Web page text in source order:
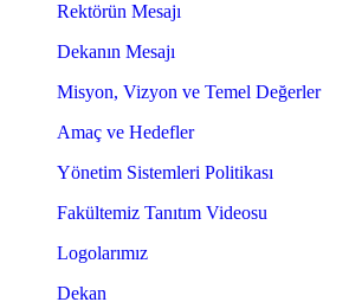
Rektörün Mesajı
Dekanın Mesajı
Misyon, Vizyon ve Temel Değerler
Amaç ve Hedefler
Yönetim Sistemleri Politikası
Fakültemiz Tanıtım Videosu
Logolarımız
Dekan